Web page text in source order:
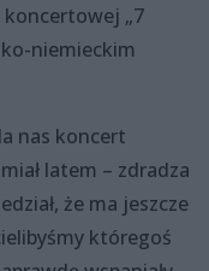
koncertowej „7
niemieckim
nas koncert
latem – zdradza
że ma jeszcze
któregoś